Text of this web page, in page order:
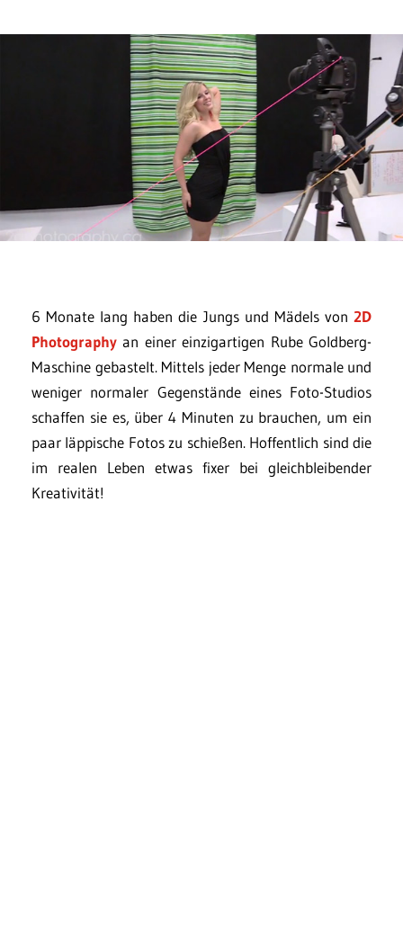
6 Monate lang haben die Jungs und Mädels von 2D
Photography an einer einzigartigen Rube Goldberg-
Maschine gebastelt. Mittels jeder Menge normale und
weniger normaler Gegenstände eines Foto-Studios
schaffen sie es, über 4 Minuten zu brauchen, um ein
paar läppische Fotos zu schießen. Hoffentlich sind die
im realen Leben etwas fixer bei gleichbleibender
Kreativität!